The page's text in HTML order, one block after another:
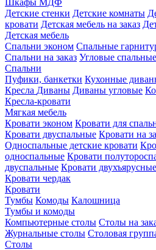
Шкафы МДФ
Детские стенки Детские комнаты
кровати Детская мебель на заказ
Детская мебель
Спальни эконом Спальные
Спальни на заказ Угловые
Спальни
Пуфики, банкетки Кухонные
Кресла Диваны Диваны угловые
Кресла-кровати
Мягкая мебель
Кровати эконом Кровати для
Кровати двуспальные Кровати на
Односпальные детские кровати
односпальные Кровати
двуспальные Кровати двухъярусные
Кровати чердак
Кровати
Тумбы Комоды Калошница
Тумбы и комоды
Компьютерные столы Столы на
Журнальные столы Столовая
Столы